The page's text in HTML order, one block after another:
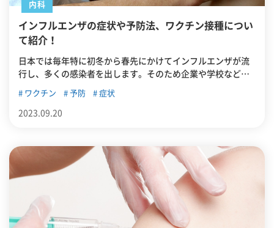
内科
インフルエンザの症状や予防法、ワクチン接種につい
て紹介！
日本では毎年特に初冬から春先にかけてインフルエンザが流
行し、多くの感染者を出します。そのため企業や学校などで
れています。この記事ではインフルエンザの症状やピーク時
期について紹介したうえで、すぐにでもできる予防方法やワ
ワクチン 予防 症状
2023.09.20